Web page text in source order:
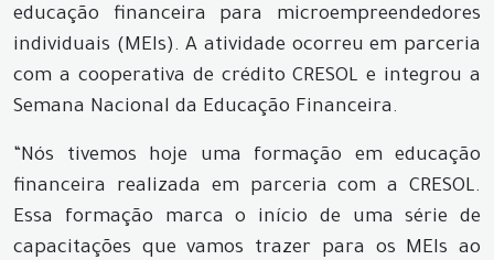
educação financeira para microempreendedores
individuais (MEIs). A atividade ocorreu em parceria
com a cooperativa de crédito CRESOL e integrou a
Semana Nacional da Educação Financeira.
“Nós tivemos hoje uma formação em educação
financeira realizada em parceria com a CRESOL.
Essa formação marca o início de uma série de
capacitações que vamos trazer para os MEIs ao